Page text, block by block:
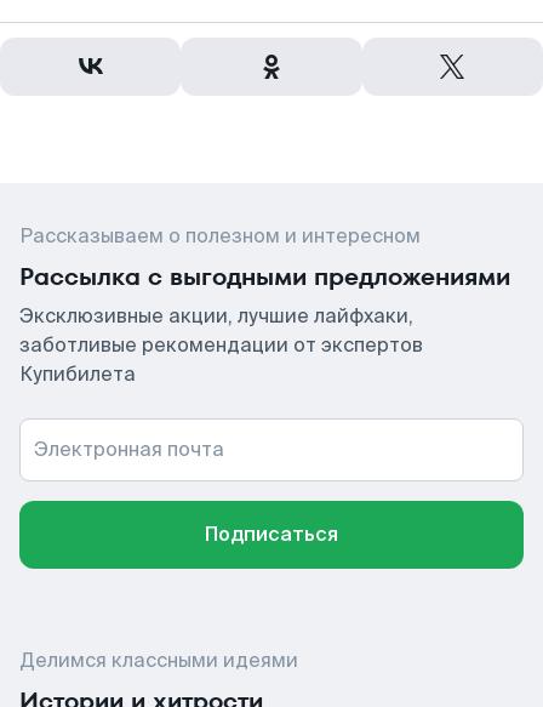
Рассказываем о полезном и интересном
Рассылка с выгодными предложениями
Эксклюзивные акции, лучшие лайфхаки,
заботливые рекомендации от экспертов
Купибилета
Электронная почта
Подписаться
Делимся классными идеями